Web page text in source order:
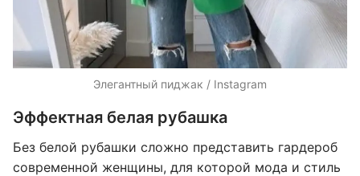
Элегантный пиджак / Instagram
Эффектная белая рубашка
Без белой рубашки сложно представить гардероб
современной женщины, для которой мода и стиль